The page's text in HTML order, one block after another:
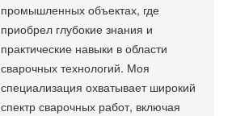
промышленных объектах, где
приобрел глубокие знания и
практические навыки в области
сварочных технологий. Моя
специализация охватывает широкий
спектр сварочных работ, включая